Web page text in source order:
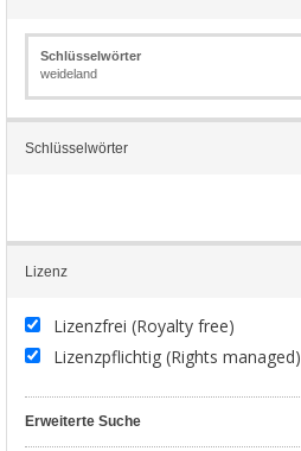
Schlüsselwörter
weideland
Schlüsselwörter
Lizenz
Lizenzfrei (Royalty free)
Lizenzpflichtig (Rights managed)
Erweiterte Suche